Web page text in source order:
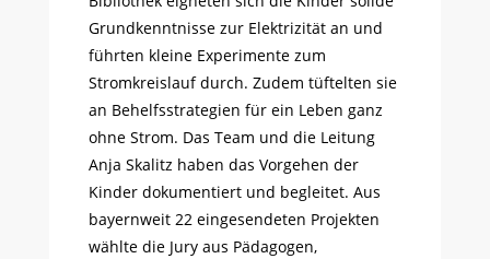
Grundkenntnisse zur Elektrizität an und
führten kleine Experimente zum
Stromkreislauf durch. Zudem tüftelten sie
an Behelfsstrategien für ein Leben ganz
ohne Strom. Das Team und die Leitung
Anja Skalitz haben das Vorgehen der
Kinder dokumentiert und begleitet. Aus
bayernweit 22 eingesendeten Projekten
wählte die Jury aus Pädagogen,